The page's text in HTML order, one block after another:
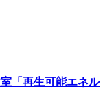
「再生可能エネル